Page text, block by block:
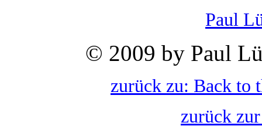
Paul
© 2009 by Paul
zurück zu: Back to
zurück